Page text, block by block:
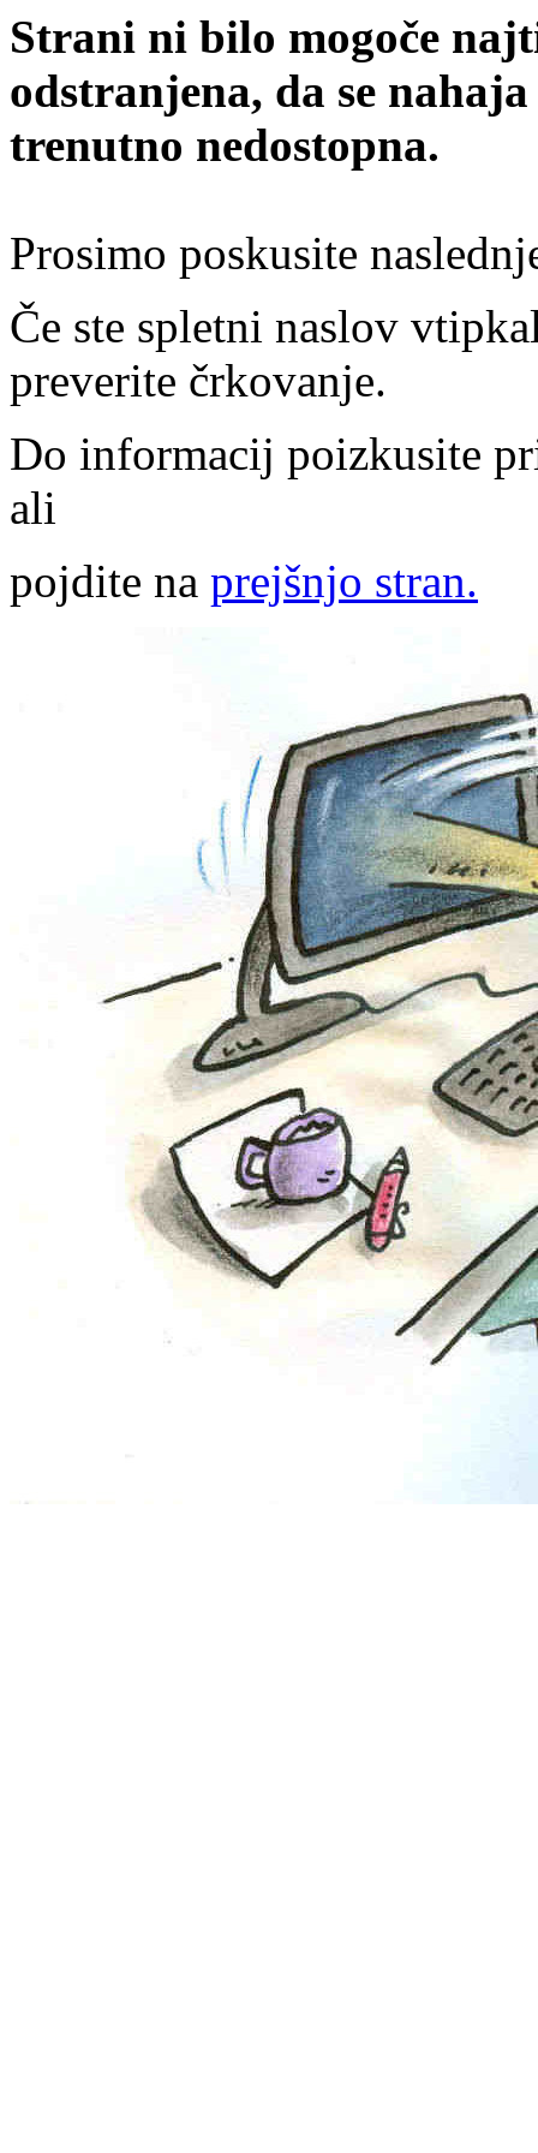
Strani ni bilo mogoče
odstranjena, da se
trenutno nedostopna.
Prosimo poskusite
Če ste spletni naslov
preverite črkovanje.
Do informacij poizkusite
ali
pojdite na prejšnjo stran.